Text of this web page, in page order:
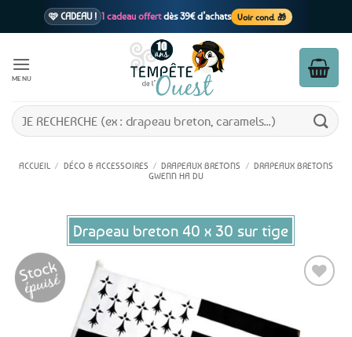
🩷 CADEAU ! 1 cadeau offertdès 39€ d’achats Voir cond. 🎁
En point relais dès 3,95€seulement
MENU
Recherche
pour :
ACCUEIL / DÉCO & ACCESSOIRES / DRAPEAUX BRETONS / DRAPEAUX BRETONS
GWENN HA DU
Drapeau breton 40 x 30 sur tige
favoris